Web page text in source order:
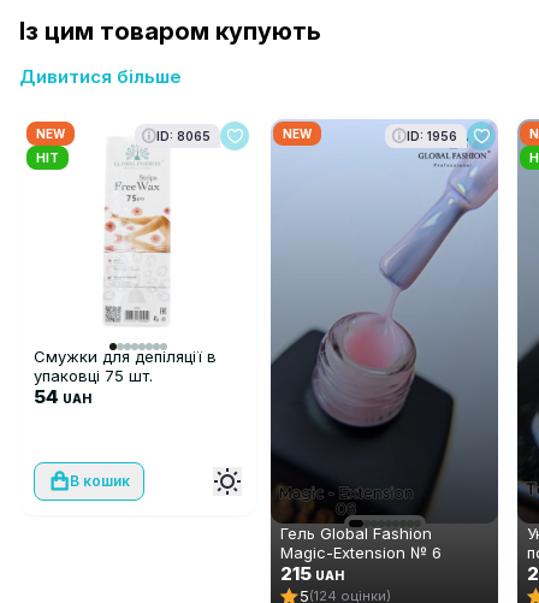
Із цим товаром купують
Дивитися більше
NEW
HIT
ID: 8065
Смужки для депіляції в
упаковці 75 шт.
54 UAH
В кошик
NEW ID: 1956
Гель Global Fashion
Magic-Extension № 6
215 UAH
5(124 оцінки)